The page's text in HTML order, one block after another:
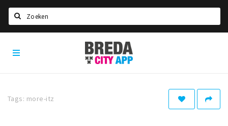
Home
Breda
City
App
Tags: more-itz